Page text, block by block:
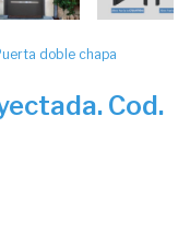
doble chapa
Cod.